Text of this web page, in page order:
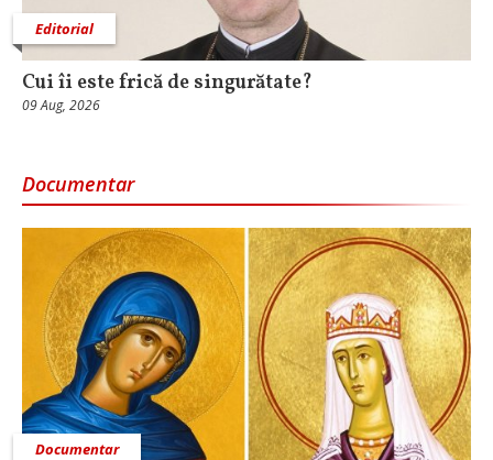
Editorial
Cui îi este frică de singurătate?
09 Aug, 2026
Documentar
Documentar